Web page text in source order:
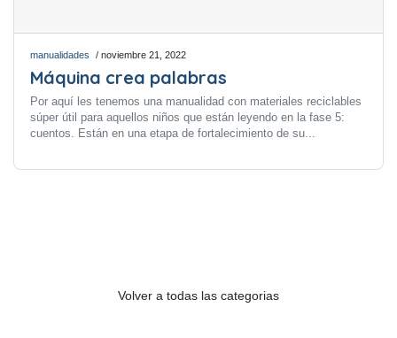
manualidades / noviembre 21, 2022
Máquina crea palabras
Por aquí les tenemos una manualidad con materiales reciclables
súper útil para aquellos niños que están leyendo en la fase 5:
cuentos. Están en una etapa de fortalecimiento de su...
Volver a todas las categorias